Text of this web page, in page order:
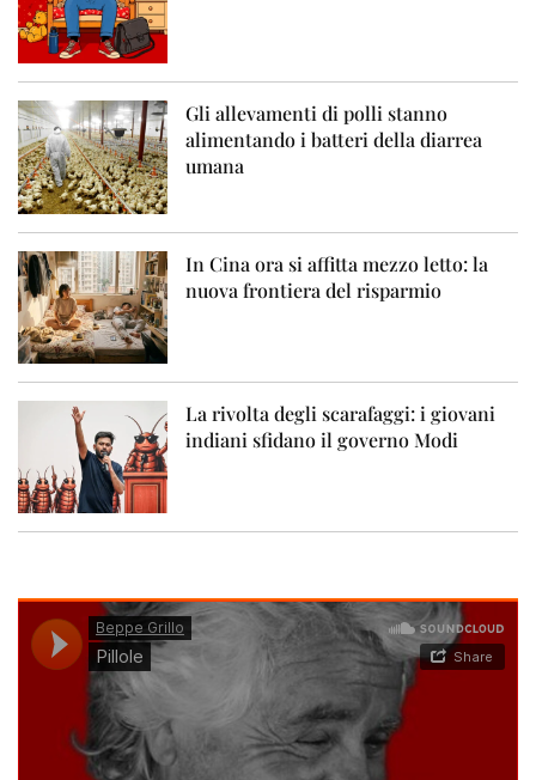
Gli allevamenti di polli stanno
alimentando i batteri della diarrea
umana
In Cina ora si affitta mezzo letto: la
nuova frontiera del risparmio
La rivolta degli scarafaggi: i giovani
indiani sfidano il governo Modi